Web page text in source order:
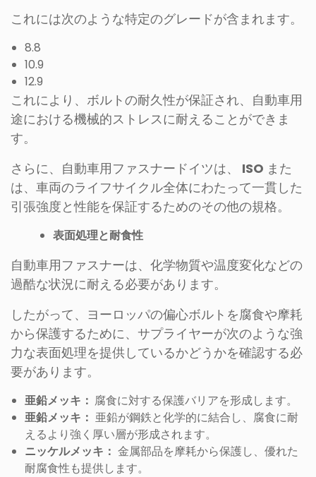
これには次のような特定のグレードが含まれます。
8.8
10.9
12.9
これにより、ボルトの耐久性が保証され、自動車用
途における機械的ストレスに耐えることができま
す。
さらに、自動車用ファスナードイツは、
ISO また
は、車両のライフサイクル全体にわたって一貫した
引張強度と性能を保証するためのその他の規格。
表面処理と耐食性
自動車用ファスナーは、化学物質や温度変化などの
過酷な状況に耐える必要があります。
したがって、ヨーロッパの偏心ボルトを腐食や摩耗
から保護するために、サプライヤーが次のような強
力な表面処理を提供しているかどうかを確認する必
要があります。
亜鉛メッキ： 腐食に対する保護バリアを形成します。
亜鉛メッキ： 亜鉛が鋼鉄と化学的に結合し、腐食に耐
えるより強く厚い層が形成されます。
ニッケルメッキ： 金属部品を摩耗から保護し、優れた
耐腐食性も提供します。